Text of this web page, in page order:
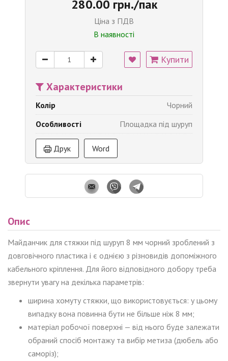
280.00 грн./пак
Ціна з ПДВ
В наявності
Купити
Характеристики
Колір
Чорний
Особливості
Площадка під шуруп
Друк Word
Опис
Майданчик для стяжки під шуруп 8 мм чорний зроблений з
довговічного пластика і є однією з різновидів допоміжного
кабельного кріплення. Для його відповідного добору треба
звернути увагу на декілька параметрів:
ширина хомуту стяжки, що використовується: у цьому
випадку вона повинна бути не більше ніж 8 мм;
матеріал робочої поверхні — від нього буде залежати
обраний спосіб монтажу та вибір метиза (дюбель або
саморіз);